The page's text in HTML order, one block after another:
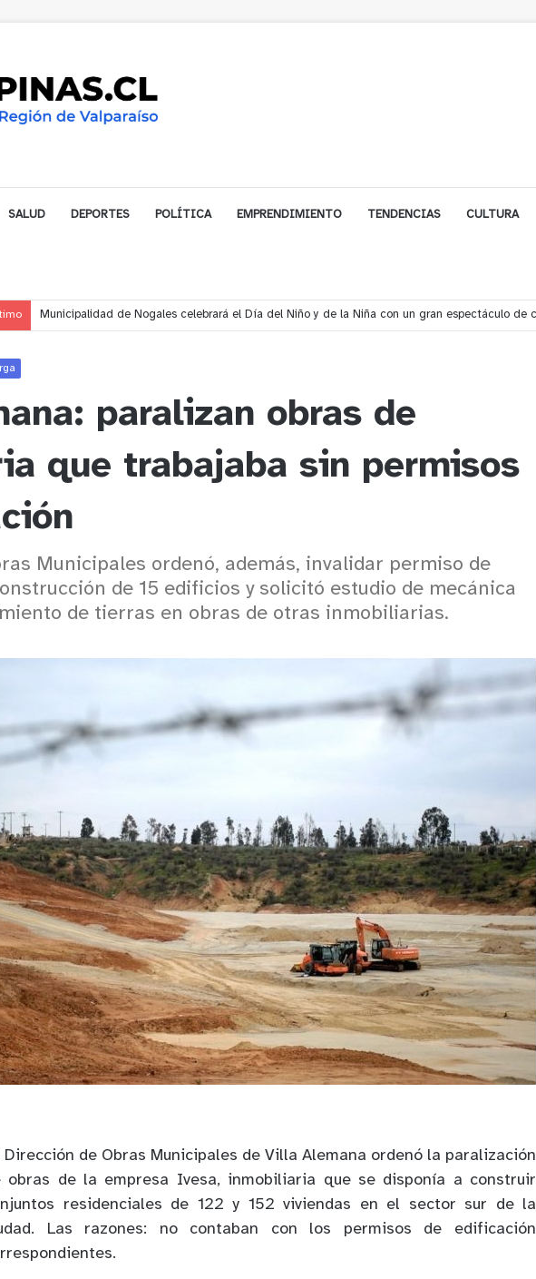
SALUD DEPORTES POLÍTICA EMPRENDIMIENTO TENDENCIAS CULTURA
Cerro Mauco: Bomberos rescata a dos jóvenes que se desorientaron durante una caminata
paralizan obras de
que trabajaba sin permisos
Municipales ordenó, además, invalidar permiso de
de 15 edificios y solicitó estudio de mecánica
de tierras en obras de otras inmobiliarias.
Dirección de Obras Municipales de Villa Alemana ordenó la paralización
obras de la empresa Ivesa, inmobiliaria que se disponía a construir
residenciales de 122 y 152 viviendas en el sector sur de la
Las razones: no contaban con los permisos de edificación